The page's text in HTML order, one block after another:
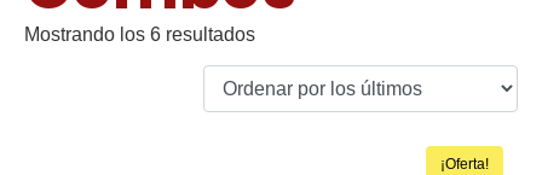
Mostrando los 6 resultados
¡Oferta!